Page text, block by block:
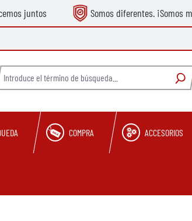
juntos Somos diferentes. ¡Somos
COMPRA ACCESORIOS